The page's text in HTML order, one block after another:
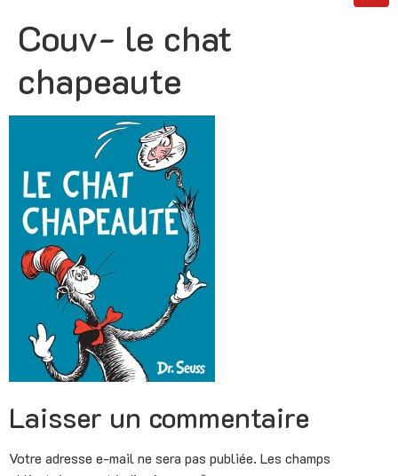
Couv- le chat
chapeaute
Laisser un commentaire
Votre adresse e-mail ne sera pas publiée. Les champs